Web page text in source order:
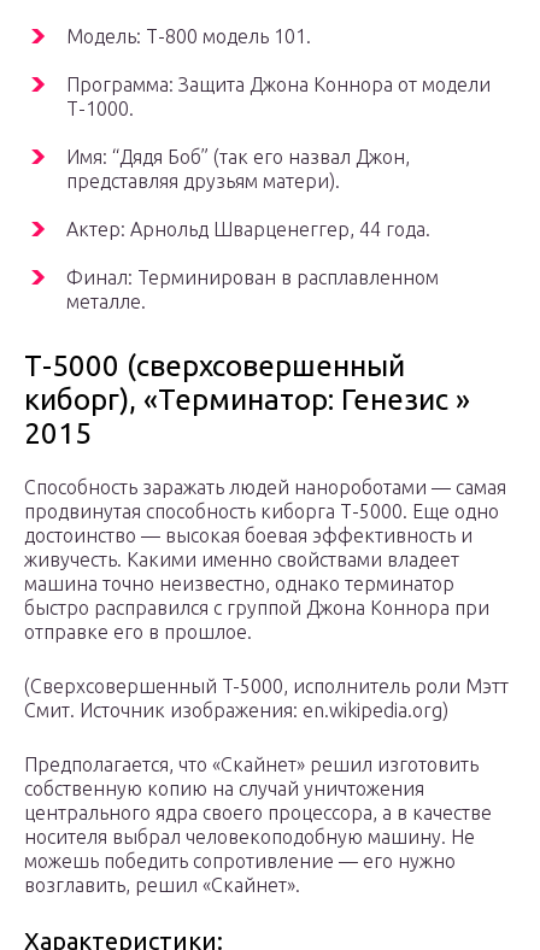
Модель: Т-800 модель 101.
Программа: Защита Джона Коннора от модели
Т-1000.
Имя: “Дядя Боб” (так его назвал Джон,
представляя друзьям матери).
Актер: Арнольд Шварценеггер, 44 года.
Финал: Терминирован в расплавленном
металле.
Т-5000 (сверхсовершенный
киборг), «Терминатор: Генезис »
2015
Способность заражать людей нанороботами — самая
продвинутая способность киборга Т-5000. Еще одно
достоинство — высокая боевая эффективность и
живучесть. Какими именно свойствами владеет
машина точно неизвестно, однако терминатор
быстро расправился с группой Джона Коннора при
отправке его в прошлое.
(Сверхсовершенный T-5000, исполнитель роли Мэтт
Смит. Источник изображения: en.wikipedia.org)
Предполагается, что «Скайнет» решил изготовить
собственную копию на случай уничтожения
центрального ядра своего процессора, а в качестве
носителя выбрал человекоподобную машину. Не
можешь победить сопротивление — его нужно
возглавить, решил «Скайнет».
Характеристики: